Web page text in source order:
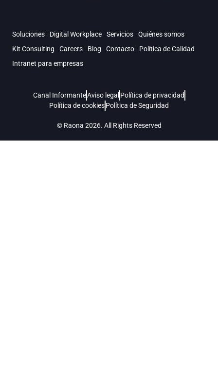
Soluciones Digital Workplace Servicios
Quiénes somos
Kit Consulting
Careers Blog Contacto
Política de Calidad
Intranet para empresas
© Raona 2026. All Rights Reserved
Canal InformanteAviso legal Política de privacidad
Política de cookiesPolítica de Seguridad